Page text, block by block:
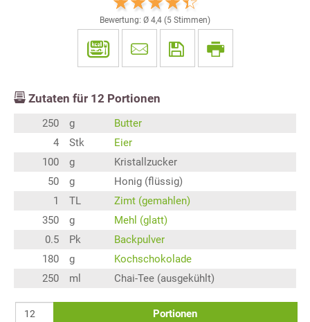
Bewertung: Ø 4,4 (5 Stimmen)
Zutaten für 12 Portionen
250 g
Butter
4
Stk
Eier
100
g
Kristallzucker
50
g
Honig (flüssig)
1
TL
Zimt (gemahlen)
350
g
Mehl (glatt)
0.5
Pk
Backpulver
180
g
Kochschokolade
250
ml Chai-Tee (ausgekühlt)
Portionen